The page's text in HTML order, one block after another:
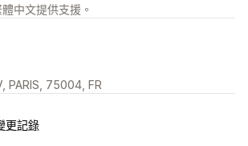
中文提供支援。
PARIS, 75004, FR
更記錄